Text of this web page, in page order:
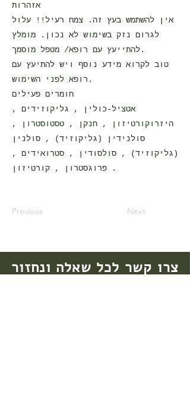
אזהרות
אין להשתמש בעץ זה. צמח רעיל!! עלול
לגרום נזק בשימוש לא נכון. מומלץ
להתייעץ עם רופא/ מטפל מוסמך.
טוב לקרוא מידע נוסף ויש להתיעץ עם
רופא לפני השימוש.
חומרים פעילים
אטציל-כולין , גליקוזידים ,
היזרוקורטיזון , חנקן , טסטוסטרון ,
סולנידין (גליקוזיד) , סולנין
(גליקוזיד) , סולסודין , סטרואידים ,
פרוגסטרון , קורטיזון .
Previous Next
צרו קשר לכל שאלה ונחזור